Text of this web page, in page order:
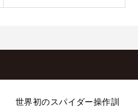
世界初のスパイダー操作訓